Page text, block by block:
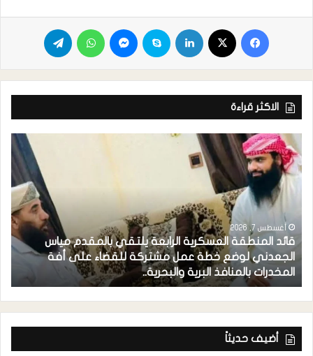
الاكثر قراءة
أغسطس 7, 2026
قائد المنطقة العسكرية الرابعة يلتقي بالمقدم مياس
الجعدني لوضع خطة عمل مشتركة للقضاء على أفة
المخدرات بالمنافذ البرية والبحرية..
أضيف حديثاً